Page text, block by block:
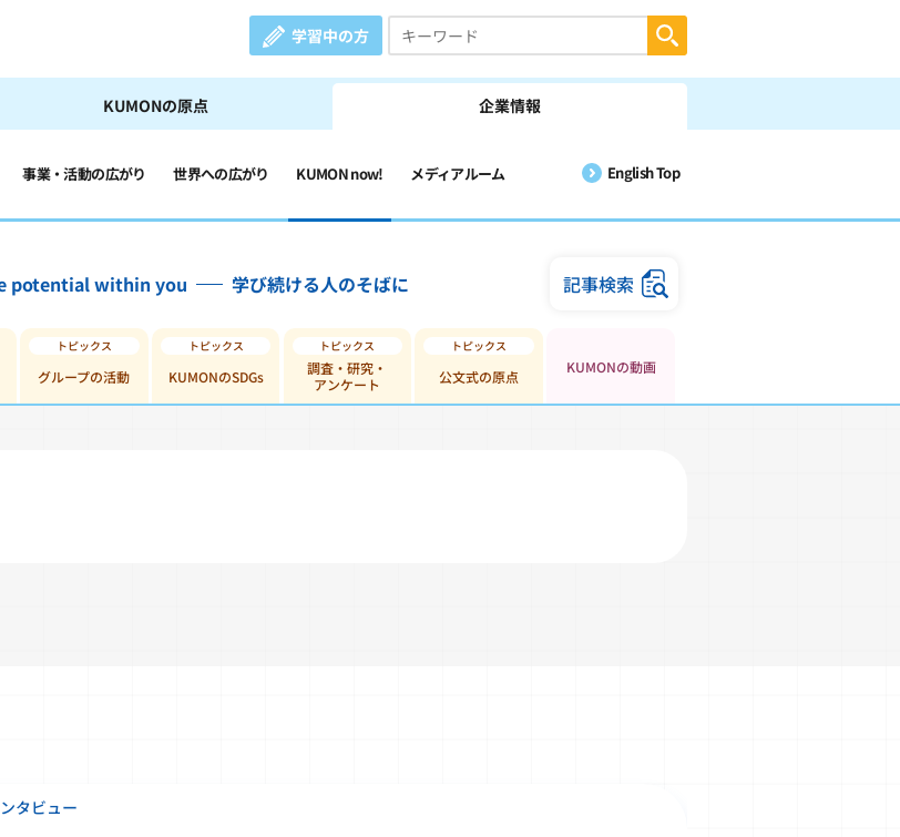
学習中の方
KUMONの原点 企業情報
事業・活動の広がり 世界への広がり KUMON now! メディアルーム English Top
potential within you 学び続ける人のそばに 記事検索
グループの活動 KUMONのSDGs
調査・研究・
アンケート
公文式の原点
KUMONの動画
タビュー